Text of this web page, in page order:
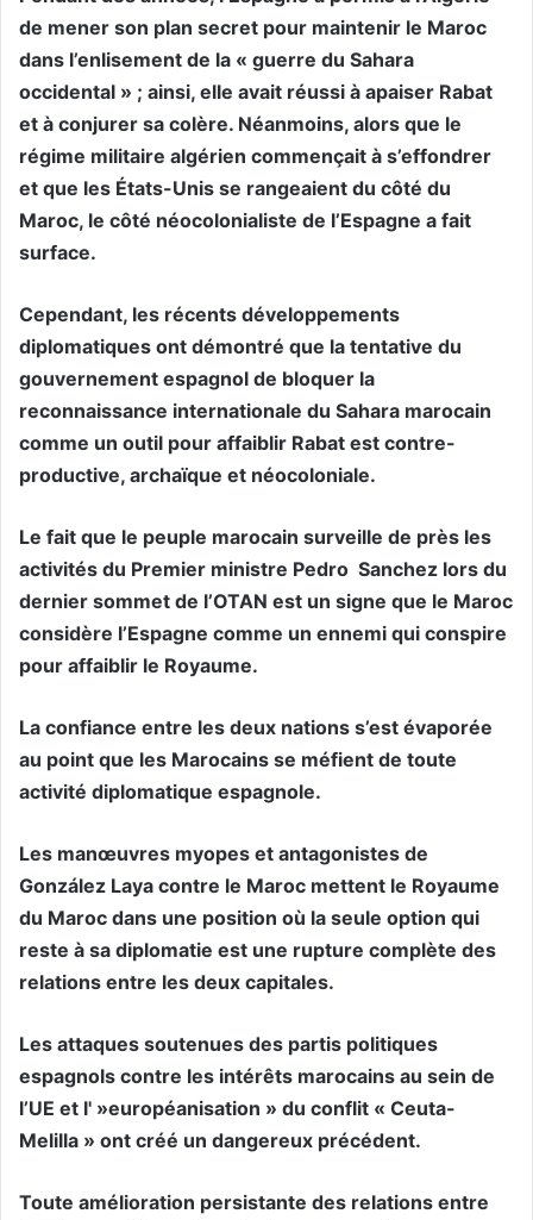
de mener son plan secret pour maintenir le Maroc
dans l’enlisement de la « guerre du Sahara
occidental » ; ainsi, elle avait réussi à apaiser Rabat
et à conjurer sa colère. Néanmoins, alors que le
régime militaire algérien commençait à s’effondrer
et que les États-Unis se rangeaient du côté du
Maroc, le côté néocolonialiste de l’Espagne a fait
surface.
Cependant, les récents développements
diplomatiques ont démontré que la tentative du
gouvernement espagnol de bloquer la
reconnaissance internationale du Sahara marocain
comme un outil pour affaiblir Rabat est contre-
productive, archaïque et néocoloniale.
Le fait que le peuple marocain surveille de près les
activités du Premier ministre Pedro Sanchez lors du
dernier sommet de l’OTAN est un signe que le Maroc
considère l’Espagne comme un ennemi qui conspire
pour affaiblir le Royaume.
La confiance entre les deux nations s’est évaporée
au point que les Marocains se méfient de toute
activité diplomatique espagnole.
Les manœuvres myopes et antagonistes de
González Laya contre le Maroc mettent le Royaume
du Maroc dans une position où la seule option qui
reste à sa diplomatie est une rupture complète des
relations entre les deux capitales.
Les attaques soutenues des partis politiques
espagnols contre les intérêts marocains au sein de
l’UE et l' »européanisation » du conflit « Ceuta-
Melilla » ont créé un dangereux précédent.
Toute amélioration persistante des relations entre